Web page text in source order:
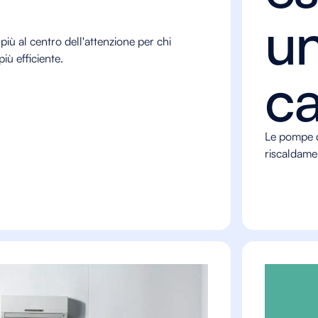
al centro dell'attenzione per chi
efficiente.
Le pompe